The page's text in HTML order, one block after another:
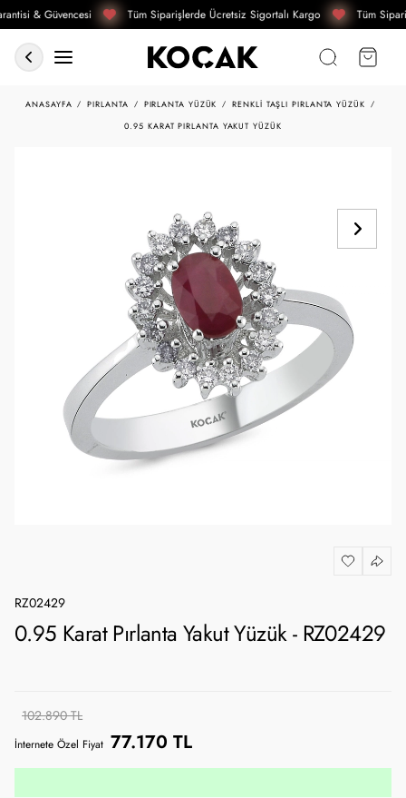
& Güvencesi Tüm Siparişlerde Ücretsiz Sigortalı Kargo Tüm
ANASAYFA PIRLANTA PIRLANTA YÜZÜK
RENKLI TAŞLI PIRLANTA YÜZÜK
0.95 KARAT PIRLANTA YAKUT YÜZÜK
RZ02429
0.95 Karat Pırlanta Yakut Yüzük - RZ02429
102.890 TL
İnternete Özel Fiyat 77.170 TL